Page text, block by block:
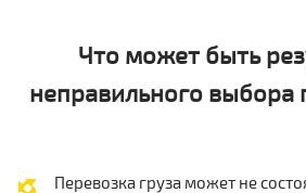
Что может быть
неправильного выбора
Перевозка груза может не